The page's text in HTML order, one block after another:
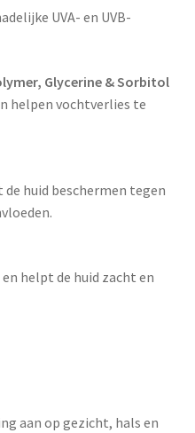
UVA- en UVB-
Glycerine & Sorbitol
helpen vochtverlies te
huid beschermen tegen
helpt de huid zacht en
aan op gezicht, hals en